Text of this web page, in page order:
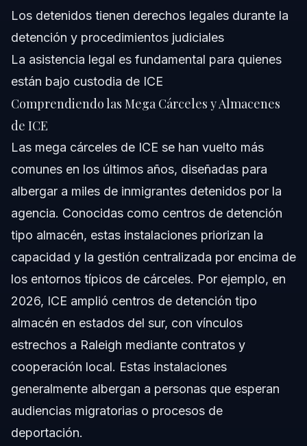
¿Qué pasa si pierdo una audiencia migratoria mientras
estoy detenido?
Fuentes y Referencias
Los detenidos tienen derechos legales durante la
detención y procedimientos judiciales
La asistencia legal es fundamental para quienes
están bajo custodia de ICE
Comprendiendo las Mega Cárceles y Almacenes
de ICE
Las mega cárceles de ICE se han vuelto más
comunes en los últimos años, diseñadas para
albergar a miles de inmigrantes detenidos por la
agencia. Conocidas como centros de detención
tipo almacén, estas instalaciones priorizan la
capacidad y la gestión centralizada por encima de
los entornos típicos de cárceles. Por ejemplo, en
2026, ICE amplió centros de detención tipo
almacén en estados del sur, con vínculos
estrechos a Raleigh mediante contratos y
cooperación local. Estas instalaciones
generalmente albergan a personas que esperan
audiencias migratorias o procesos de
deportación.